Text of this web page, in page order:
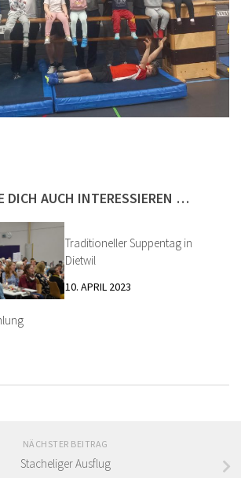
DICH AUCH INTERESSIEREN …
Traditioneller Suppentag in
Dietwil
10. APRIL 2023
NÄCHSTER BEITRAG
Stacheliger Ausflug